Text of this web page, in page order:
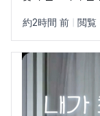
約2時間 前 閲覧